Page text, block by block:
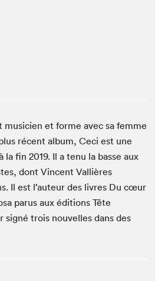
musicien et forme avec sa femme
récent album, Ceci est une
la fin 2019. Il a tenu la basse aux
dont Vincent Vallières
Il est l’auteur des livres Du cœur
parus aux éditions Tête
signé trois nouvelles dans des